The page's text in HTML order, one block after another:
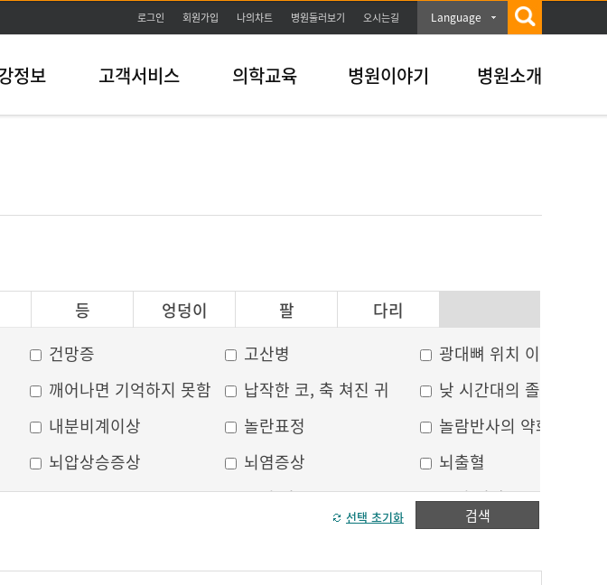
가기
로그인 회원가입 나의차트 병원둘러보기 오시는길 Language
정보 고객서비스 의학교육 병원이야기 병원소개
등 엉덩이 팔
다리
건망증 고산병
광대뼈 위치 이상
깨어나면 기억하지 못함 납작한 코, 축 쳐진 귀
낮 시간대의 졸음
내분비계이상 놀란표정
놀람반사의 약화
뇌압상승증상 뇌염증상
뇌출혈
두통 두피 건조
두피 열상
모발이 거침
박동성 통증 방향감각 상실
볼, 눈주위 움푹 꺼짐
검색
선택 초기화